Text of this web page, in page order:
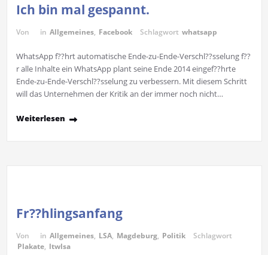
Ich bin mal gespannt.
Von in Allgemeines, Facebook Schlagwort whatsapp
WhatsApp f??hrt automatische Ende-zu-Ende-Verschl??sselung f??
r alle Inhalte ein WhatsApp plant seine Ende 2014 eingef??hrte
Ende-zu-Ende-Verschl??sselung zu verbessern. Mit diesem Schritt
will das Unternehmen der Kritik an der immer noch nicht…
Weiterlesen
Fr??hlingsanfang
Von in Allgemeines, LSA, Magdeburg, Politik
Schlagwort
Plakate, ltwlsa